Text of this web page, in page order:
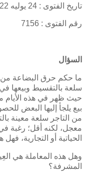
تاريخ الفتوى : 24 يوليه 2022
رقم الفتوى : 7156
السؤال
ما حكم حرق البضاعة
سلعة بالتقسيط وبيعها
حيث ظهر في هذه الأيام
بيع يلجأ إليها البعض
من التاجر سلعة معينة
معجل، لكنه أقل؛ رغبة
الحياتية أو التجارية، فهل
وهل هذه المعاملة هي
المشرفة؟